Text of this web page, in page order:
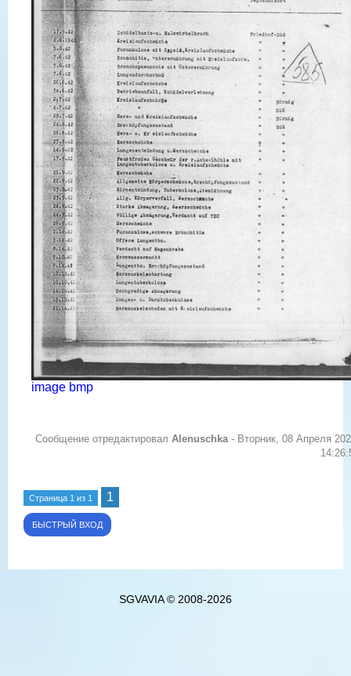
image bmp
Сообщение отредактировал Alenuschka - Вторник, 08 Апреля
Страница 1 из 1 1
SGVAVIA © 2008-2026